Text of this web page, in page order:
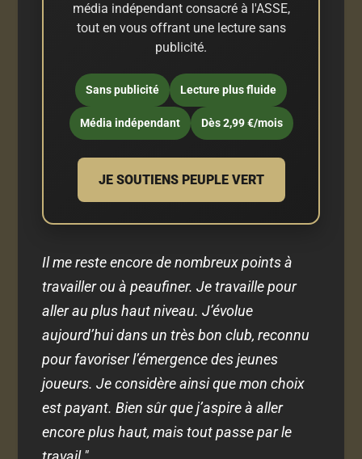
média indépendant consacré à l'ASSE,
tout en vous offrant une lecture sans
publicité.
Sans publicité Lecture plus fluide
Média indépendant Dès 2,99 €/mois
JE SOUTIENS PEUPLE VERT
Il me reste encore de nombreux points à
travailler ou à peaufiner. Je travaille pour
aller au plus haut niveau. J’évolue
aujourd’hui dans un très bon club, reconnu
pour favoriser l’émergence des jeunes
joueurs. Je considère ainsi que mon choix
est payant. Bien sûr que j’aspire à aller
encore plus haut, mais tout passe par le